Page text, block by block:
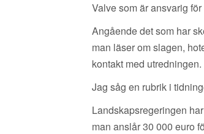
Valve som är ansvarig
Angående det som har
man läser om slagen,
kontakt med
Jag såg en rubrik i
Landskapsregeringen
man anslår 30 000 euro